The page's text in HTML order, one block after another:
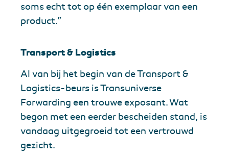
soms echt tot op één exemplaar van een
product.”
Transport & Logistics
Al van bij het begin van de Transport &
Logistics-beurs is Transuniverse
Forwarding een trouwe exposant. Wat
begon met een eerder bescheiden stand, is
vandaag uitgegroeid tot een vertrouwd
gezicht.